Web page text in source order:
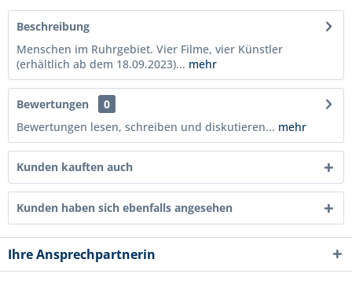
Beschreibung
Menschen im Ruhrgebiet. Vier Filme, vier Künstler
(erhältlich ab dem 18.09.2023)... mehr
Bewertungen
0
Bewertungen lesen, schreiben und diskutieren... mehr
Kunden kauften auch
Kunden haben sich ebenfalls angesehen
Ihre Ansprechpartnerin